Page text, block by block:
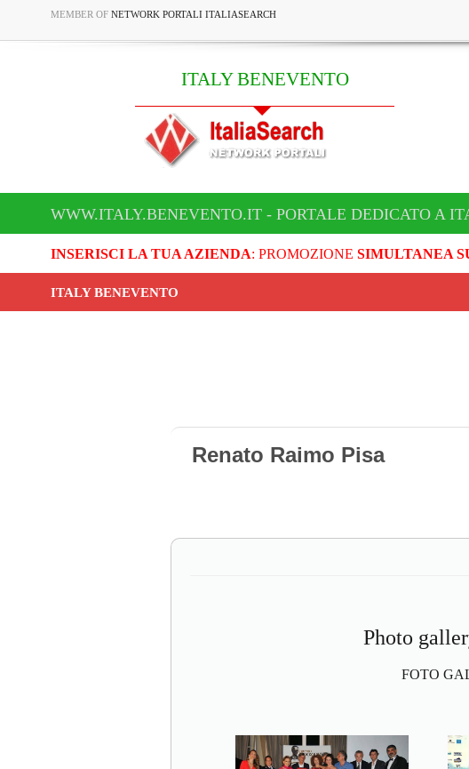
MEMBER OF NETWORK PORTALI ITALIASEARCH
ITALY BENEVENTO
WWW.ITALY.BENEVENTO.IT - PORTALE DEDICATO A
INSERISCI LA TUA AZIENDA: PROMOZIONE SIMULTANEA
ITALY BENEVENTO
Renato Raimo Pisa
Photo
FOTO